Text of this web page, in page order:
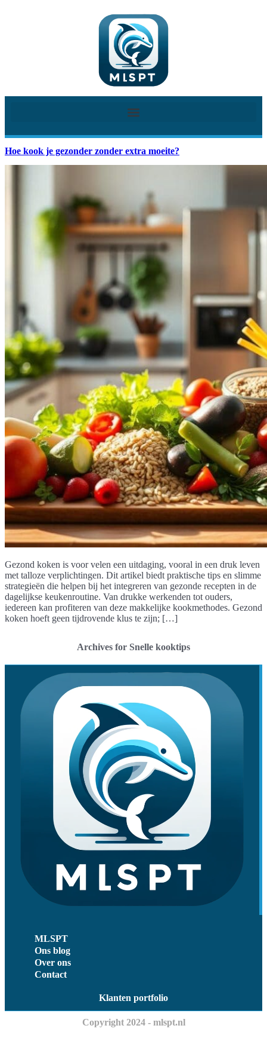
Hoe kook je gezonder zonder extra moeite?
Gezond koken is voor velen een uitdaging, vooral in een druk leven
met talloze verplichtingen. Dit artikel biedt praktische tips en slimme
strategieën die helpen bij het integreren van gezonde recepten in de
dagelijkse keukenroutine. Van drukke werkenden tot ouders,
iedereen kan profiteren van deze makkelijke kookmethodes. Gezond
koken hoeft geen tijdrovende klus te zijn; […]
Archives for Snelle kooktips
MLSPT
Ons blog
Over ons
Contact
Klanten portfolio
Copyright 2024 - mlspt.nl